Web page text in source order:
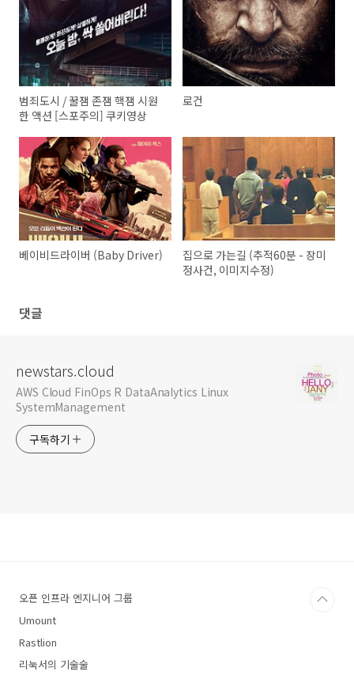
범죄도시 / 꿀잼 존잼 핵잼 시원
한 액션 [스포주의] 쿠키영상
로건
베이비드라이버 (Baby Driver)
집으로 가는길 (추적60분 - 장미
정사건, 이미지수정)
댓글
newstars.cloud
AWS Cloud FinOps R DataAnalytics Linux
SystemManagement
구독하기
오픈 인프라 엔지니어 그룹
Umount
Rastlion
리눅서의 기술술